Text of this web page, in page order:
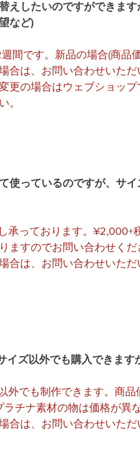
えしたいのですができま
など)
間です。新品の場合(商品
合は、お問い合わせいた
更の場合はウェブショッ
。
使っているのですが、サ
承っております。¥2,000+
ますのでお問い合わせくだ
合は、お問い合わせいた
イズ以外でも購入できます
外でも制作できます。商品
ラチナ素材の物は価格が異
合は、お問い合わせいた